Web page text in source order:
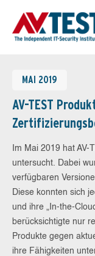
MAI 2019
AV-TEST
Im Mai 2019 hat
untersucht. Dabei
verfügbaren
Diese konnten sich
und ihre „In-the-
berücksichtigte nur
Produkte gegen
ihre Fähigkeiten